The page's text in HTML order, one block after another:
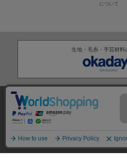
について
生地・毛糸・手芸材料
株式会社オカダヤ
特定商取引法に基づく表記 プライバシ
2012-2026